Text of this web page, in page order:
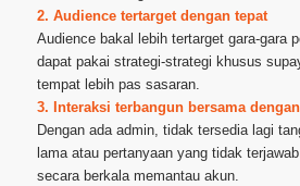
2. Audience tertarget dengan tepat
Audience bakal lebih tertarget gara-gara
dapat pakai strategi-strategi khusus
tempat lebih pas sasaran.
3. Interaksi terbangun bersama
Dengan ada admin, tidak tersedia lagi
lama atau pertanyaan yang tidak
secara berkala memantau akun.